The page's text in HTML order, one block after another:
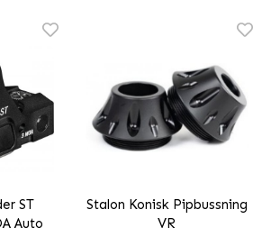
ST
Auto
Stalon Konisk Pipbussning
VR